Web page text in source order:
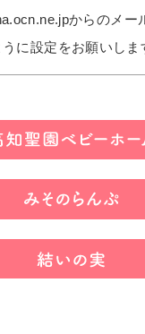
からのメー
うに設定をお願いしま